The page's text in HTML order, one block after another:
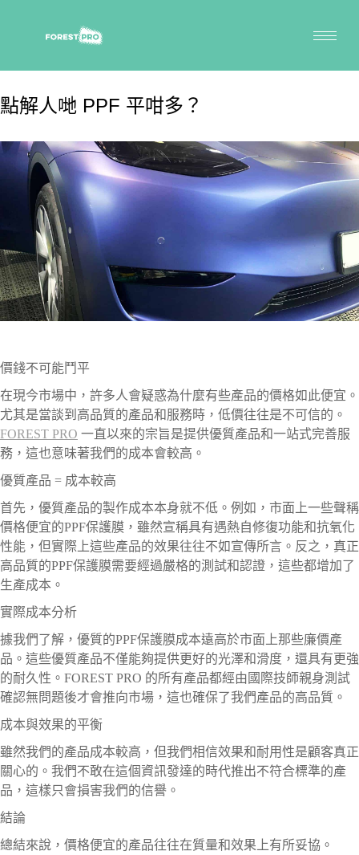
點解人哋 PPF 平咁多？
價錢不可能鬥平
在現今市場中，許多人會疑惑為什麼有些產品的價格如此便宜。
尤其是當談到高品質的產品和服務時，低價往往是不可信的。
FOREST PRO 一直以來的宗旨是提供優質產品和一站式完善服
務，這也意味著我們的成本會較高。
優質產品 = 成本較高
首先，優質產品的製作成本本身就不低。例如，市面上一些聲稱
價格便宜的PPF保護膜，雖然宣稱具有遇熱自修復功能和抗氧化
性能，但實際上這些產品的效果往往不如宣傳所言。反之，真正
高品質的PPF保護膜需要經過嚴格的測試和認證，這些都增加了
生產成本。
實際成本分析
據我們了解，優質的PPF保護膜成本遠高於市面上那些廉價產
品。這些優質產品不僅能夠提供更好的光澤和滑度，還具有更強
的耐久性。FOREST PRO 的所有產品都經由國際技師親身測試
確認無問題後才會推向市場，這也確保了我們產品的高品質。
成本與效果的平衡
雖然我們的產品成本較高，但我們相信效果和耐用性是顧客真正
關心的。我們不敢在這個資訊發達的時代推出不符合標準的產
品，這樣只會損害我們的信譽。
結論
總結來說，價格便宜的產品往往在質量和效果上有所妥協。